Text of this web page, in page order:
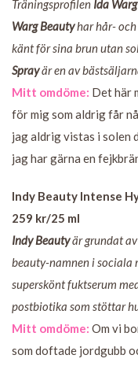
Träningsprofilen Ida Warg
Warg Beautyhar hår- och
känt för sina brun utan
Sprayär en av
Mitt omdöme: Det här
för mig som aldrig får
jag aldrig vistas i solen
jag har gärna en
Indy Beauty Intense
259 kr/25 ml
Indy Beautyär grundat av
beauty-namnen i sociala
superskönt fuktserum
postbiotika som stöttar
Mitt omdöme: Om vi
som doftade jordgubb